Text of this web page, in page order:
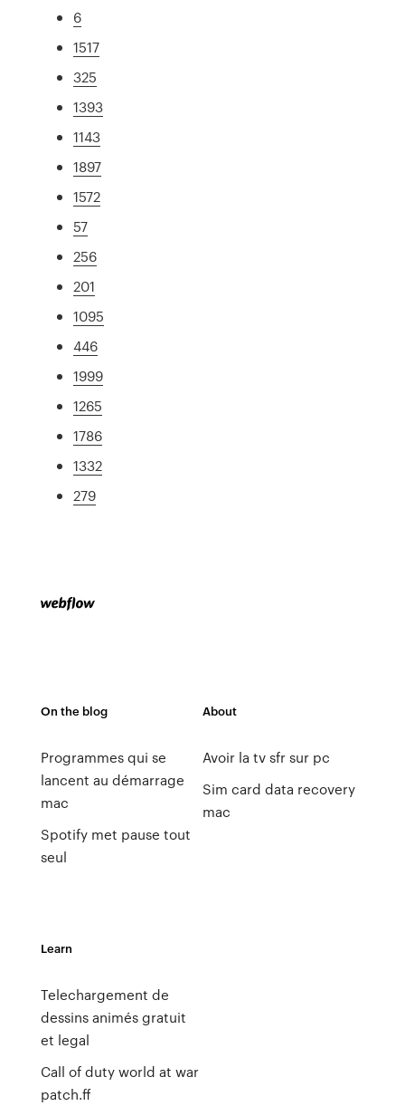
6
1517
325
1393
1143
1897
1572
57
256
201
1095
446
1999
1265
1786
1332
279
On the blog
Programmes qui se
lancent au démarrage
mac
Spotify met pause tout
seul
About
Avoir la tv sfr sur pc
Sim card data recovery
mac
Learn
Telechargement de
dessins animés gratuit
et legal
Call of duty world at war
patch.ff